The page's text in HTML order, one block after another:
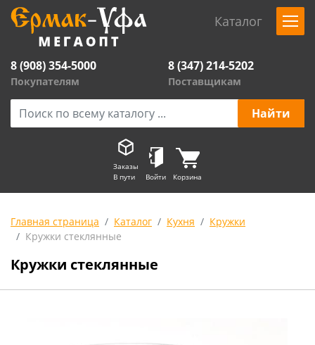
Каталог
8 (908) 354-5000
Покупателям
8 (347) 214-5202
Поставщикам
Заказы
В пути
Войти Корзина
Главная страница Каталог Кухня
Кружки
Кружки стеклянные
Кружки стеклянные